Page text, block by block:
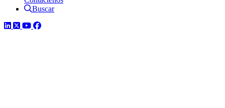
Buscar
LinkedIn
TwitterYouTube
Facebook